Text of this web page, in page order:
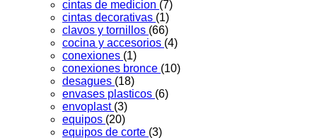
cintas de medicion (7)
cintas decorativas (1)
clavos y tornillos (66)
cocina y accesorios (4)
conexiones (1)
conexiones bronce (10)
desagues (18)
envases plasticos (6)
envoplast (3)
equipos (20)
equipos de corte (3)